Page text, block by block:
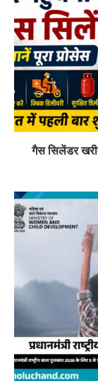
गैस सिलेंडर